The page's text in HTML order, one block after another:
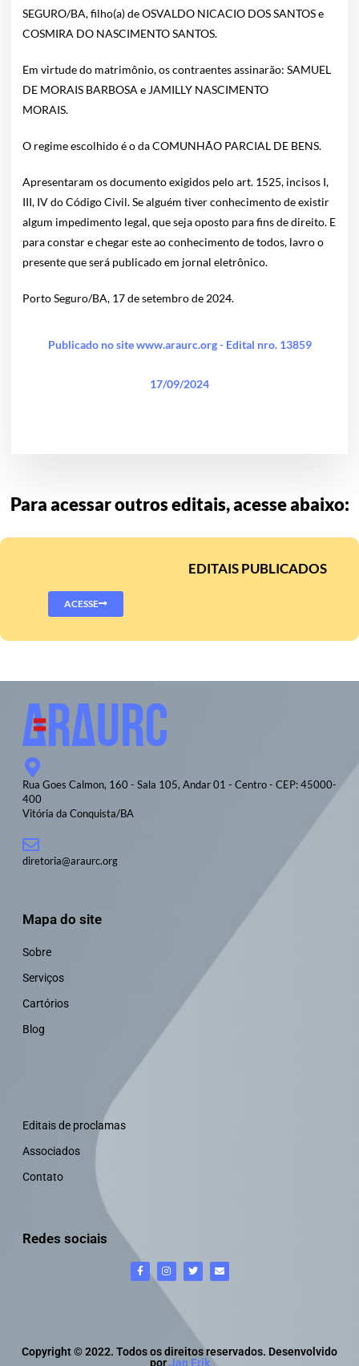
SEGURO/BA, filho(a) de OSVALDO NICACIO DOS SANTOS e
COSMIRA DO NASCIMENTO SANTOS.
Em virtude do matrimônio, os contraentes assinarão: SAMUEL
DE MORAIS BARBOSA e JAMILLY NASCIMENTO
MORAIS.
O regime escolhido é o da COMUNHÃO PARCIAL DE BENS.
Apresentaram os documento exigidos pelo art. 1525, incisos I,
III, IV do Código Civil. Se alguém tiver conhecimento de existir
algum impedimento legal, que seja oposto para fins de direito. E
para constar e chegar este ao conhecimento de todos, lavro o
presente que será publicado em jornal eletrônico.
Porto Seguro/BA, 17 de setembro de 2024.
Publicado no site www.araurc.org - Edital nro. 13859
17/09/2024
Para acessar outros editais, acesse abaixo:
EDITAIS PUBLICADOS
ACESSE
Rua Goes Calmon, 160 - Sala 105, Andar 01 - Centro - CEP: 45000-
400
Vitória da Conquista/BA
diretoria@araurc.org
Mapa do site
Sobre
Serviços
Cartórios
Blog
Editais de proclamas
Associados
Contato
Redes sociais
Copyright © 2022. Todos os direitos reservados. Desenvolvido
porJan Erik